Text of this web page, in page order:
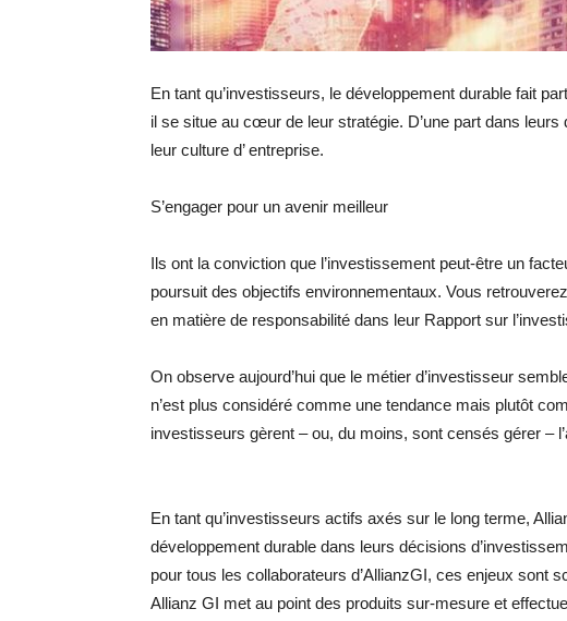
En tant qu’investisseurs, le développement durable fait
il se situe au cœur de leur stratégie. D’une part dans leurs
leur culture d’ entreprise.
S’engager pour un avenir meilleur
Ils ont la conviction que l’investissement peut-être un
poursuit des objectifs environnementaux. Vous
en matière de responsabilité dans leur Rapport sur
On observe aujourd’hui que le métier d’investisseur
n’est plus considéré comme une tendance mais plutôt
investisseurs gèrent – ou, du moins, sont censés gérer –
En tant qu’investisseurs actifs axés sur le long terme,
développement durable dans leurs décisions
pour tous les collaborateurs d’AllianzGI, ces enjeux sont
Allianz GI met au point des produits sur-mesure et